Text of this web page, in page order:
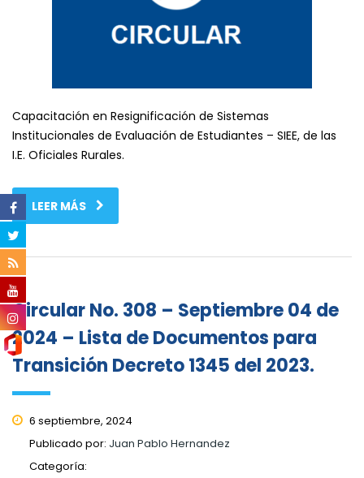
Capacitación en Resignificación de Sistemas
Institucionales de Evaluación de Estudiantes – SIEE, de las
I.E. Oficiales Rurales.
LEER MÁS
Circular No. 308 – Septiembre 04 de
2024 – Lista de Documentos para
Transición Decreto 1345 del 2023.
6 septiembre, 2024
Publicado por: Juan Pablo Hernandez
Categoría: